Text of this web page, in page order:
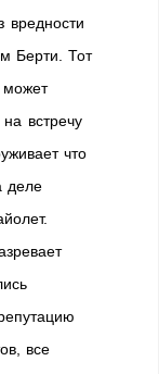
вредности
Берти. Тот
может
встречу
что
деле
все